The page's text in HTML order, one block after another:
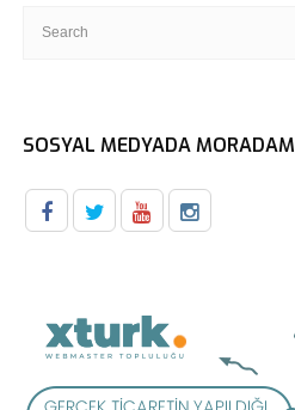
SOSYAL MEDYADA MORADAM